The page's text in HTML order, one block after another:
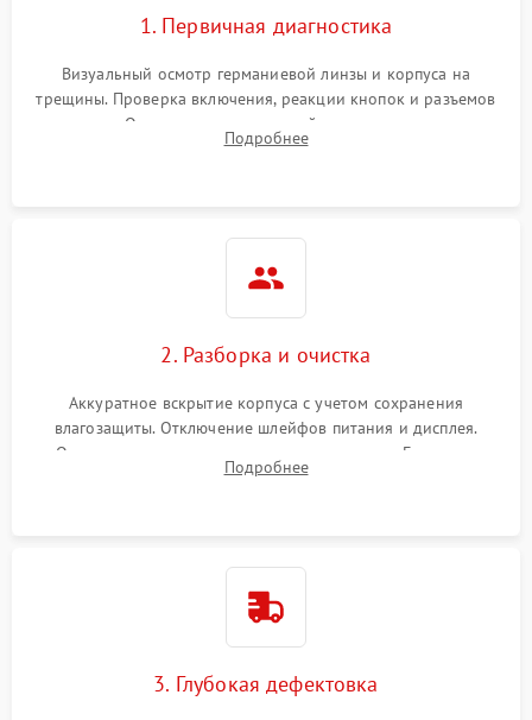
1. Первичная диагностика
Визуальный осмотр германиевой линзы и корпуса на
трещины. Проверка включения, реакции кнопок и разъемов
зарядки. Оценка вывода тепловой сигнатуры на экран,
проверка базовых функций и считывание системных
Подробнее
2. Разборка и очистка
Аккуратное вскрытие корпуса с учетом сохранения
влагозащиты. Отключение шлейфов питания и дисплея.
Очистка внутренних плат от окислов и пыли. Бережная
обработка германиевого объектива специализированными
Подробнее
3. Глубокая дефектовка